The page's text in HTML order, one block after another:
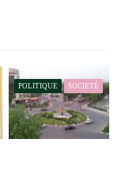
POLITIQUE SOCIETÉ